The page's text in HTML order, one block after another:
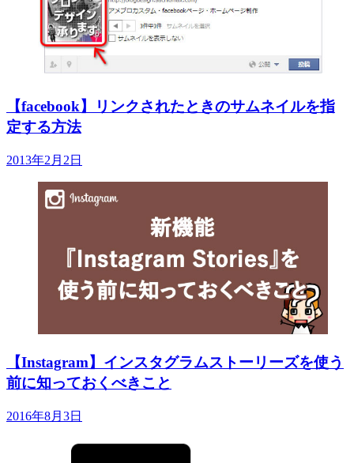
【facebook】リンクされたときのサムネイルを指
定する方法
2013年2月2日
【Instagram】インスタグラムストーリーズを使う
前に知っておくべきこと
2016年8月3日